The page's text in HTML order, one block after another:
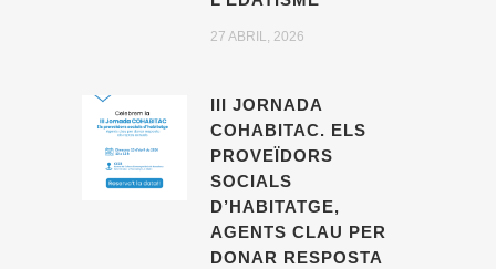
27 ABRIL, 2026
III JORNADA
COHABITAC. ELS
PROVEÏDORS
SOCIALS
D’HABITATGE,
AGENTS CLAU PER
DONAR RESPOSTA